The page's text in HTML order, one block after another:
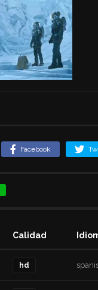
Facebook
Calidad
hd